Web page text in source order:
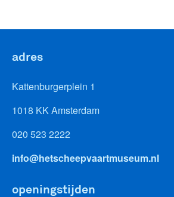
adres
Kattenburgerplein 1
1018 KK Amsterdam
020 523 2222
info@hetscheepvaartmuseum.nl
openingstijden